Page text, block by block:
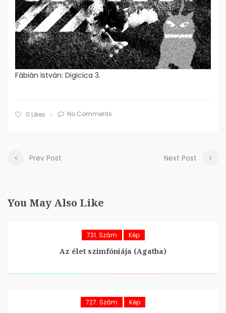
Fábián István: Digicica 3.
0 Likes No Comments
Prev Post Next Post
You May Also Like
731. Szám Kép
Az élet szimfóniája (Agatha)
727. Szám Kép